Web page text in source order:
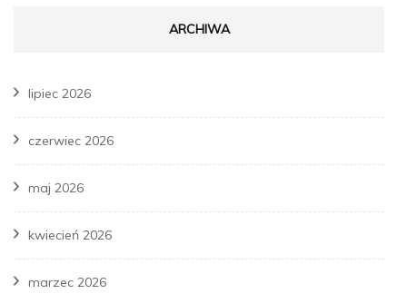
ARCHIWA
lipiec 2026
czerwiec 2026
maj 2026
kwiecień 2026
marzec 2026